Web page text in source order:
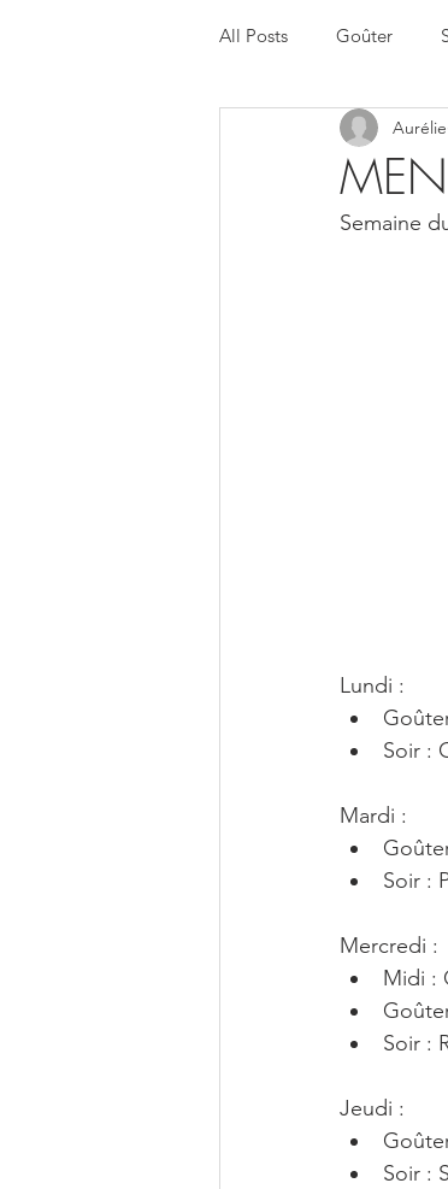
All Posts Goûter
Halloween Aurélie
Semaine
Lundi :
Soir :
Mardi :
Soir :
Mercredi :
Midi :
Soir :
Jeudi :
Soir :